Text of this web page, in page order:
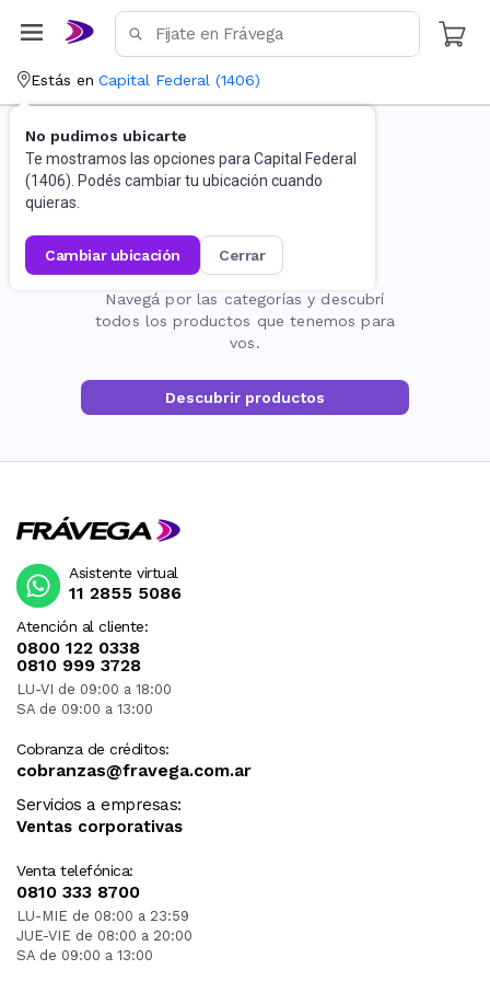
Estás en Capital Federal (1406)
No pudimos ubicarte
Te mostramos las opciones para Capital Federal
(1406). Podés cambiar tu ubicación cuando
quieras.
cambiar ubicación cerrar
La página no existe
Navegá por las categorías y descubrí
todos los productos que tenemos para
vos.
Descubrir productos
Atención al cliente:
0800 122 0338
0810 999 3728
LU-VI de 09:00 a 18:00
SA de 09:00 a 13:00
Cobranza de créditos:
cobranzas@fravega.com.ar
Servicios a empresas:
Ventas corporativas
Venta telefónica:
0810 333 8700
LU-MIE de 08:00 a 23:59
JUE-VIE de 08:00 a 20:00
SA de 09:00 a 13:00
Asistente virtual
11 2855 5086